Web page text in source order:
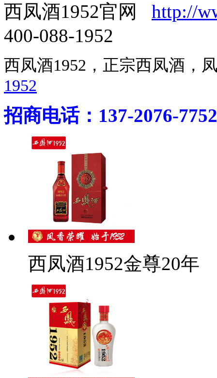
西凤酒1952官网 http://
400-088-1952
西凤酒1952，正宗西凤酒
1952
招商电话：137-2076-7752
西凤酒1952金尊20年